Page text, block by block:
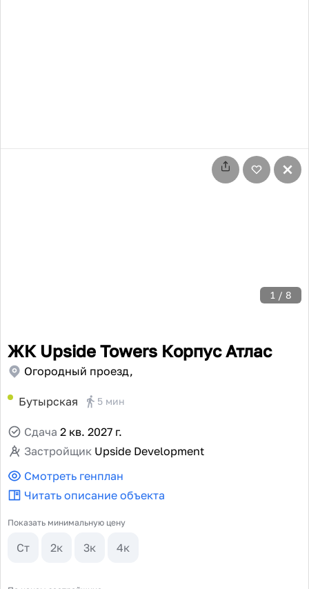
1 / 8
ЖК Upside Towers Корпус Атлас
Огородный проезд,
Бутырская 5 мин
Сдача 2 кв. 2027 г.
Застройщик Upside Development
Смотреть генплан
Читать описание объекта
Показать минимальную цену
Ст 2к 3к 4к